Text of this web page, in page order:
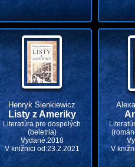
Henryk Sienkiewicz
Listy z Ameriky
Literatúra pre dospelých
(beletria)
Vydané:2018
V knižnici od:23.2.2021
V